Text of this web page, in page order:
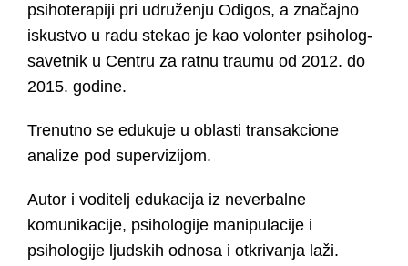
psihoterapiji pri udruženju Odigos, a značajno
iskustvo u radu stekao je kao volonter psiholog-
savetnik u Centru za ratnu traumu od 2012. do
2015. godine.
Trenutno se edukuje u oblasti transakcione
analize pod supervizijom.
Autor i voditelj edukacija iz neverbalne
komunikacije, psihologije manipulacije i
psihologije ljudskih odnosa i otkrivanja laži.